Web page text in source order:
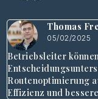
Thomas
05/02/2025
Betriebsleiter
Routenoptimierung
Effizienz und